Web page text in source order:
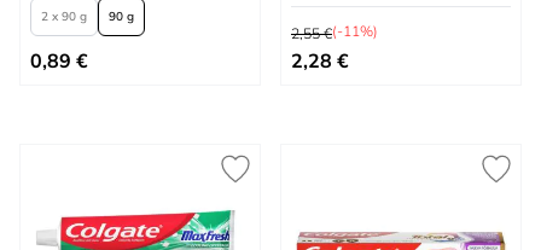
2 x 90 g 90 g
Tão baixo quanto
0,89 €
Preço Normal
2,55 €(-11%)
Preço Especial
2,28 €